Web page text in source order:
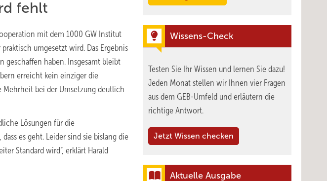
fehlt
mit dem 1000 GW Institut
umgesetzt wird. Das Ergebnis
geschaffen haben. Insgesamt bleibt
erreicht kein einziger die
Mehrheit bei der Umsetzung deutlich
Lösungen für die
es geht. Leider sind sie bislang die
Standard wird“, erklärt Harald
Wissens-Check
Testen Sie Ihr Wissen und lernen Sie dazu!
Jeden Monat stellen wir Ihnen vier Fragen
aus dem GEB-Umfeld und erläutern die
richtige Antwort.
Jetzt Wissen checken
Aktuelle Ausgabe